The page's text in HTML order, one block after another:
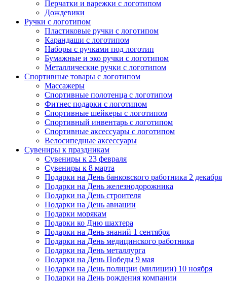
Перчатки и варежки с логотипом
Дождевики
Ручки с логотипом
Пластиковые ручки с логотипом
Карандаши с логотипом
Наборы с ручками под логотип
Бумажные и эко ручки с логотипом
Металлические ручки с логотипом
Спортивные товары с логотипом
Массажеры
Спортивные полотенца с логотипом
Фитнес подарки с логотипом
Спортивные шейкеры с логотипом
Спортивный инвентарь с логотипом
Спортивные аксессуары с логотипом
Велосипедные аксессуары
Сувениры к праздникам
Сувениры к 23 февраля
Сувениры к 8 марта
Подарки на День банковского работника 2 декабря
Подарки на День железнодорожника
Подарки на День строителя
Подарки на День авиации
Подарки морякам
Подарки ко Дню шахтера
Подарки на День знаний 1 сентября
Подарки на День медицинского работника
Подарки на День металлурга
Подарки на День Победы 9 мая
Подарки на День полиции (милиции) 10 ноября
Подарки на День рождения компании